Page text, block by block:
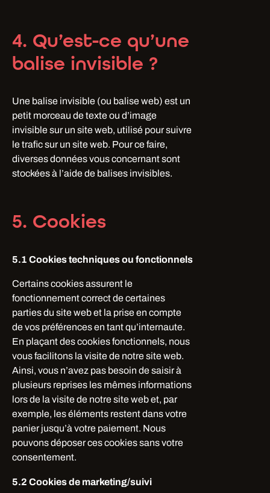
4. Qu’est-ce qu’une
balise invisible ?
Une balise invisible (ou balise web) est un
petit morceau de texte ou d’image
invisible sur un site web, utilisé pour suivre
le trafic sur un site web. Pour ce faire,
diverses données vous concernant sont
stockées à l’aide de balises invisibles.
5. Cookies
5.1 Cookies techniques ou fonctionnels
Certains cookies assurent le
fonctionnement correct de certaines
parties du site web et la prise en compte
de vos préférences en tant qu’internaute.
En plaçant des cookies fonctionnels, nous
vous facilitons la visite de notre site web.
Ainsi, vous n’avez pas besoin de saisir à
plusieurs reprises les mêmes informations
lors de la visite de notre site web et, par
exemple, les éléments restent dans votre
panier jusqu’à votre paiement. Nous
pouvons déposer ces cookies sans votre
consentement.
5.2 Cookies de marketing/suivi